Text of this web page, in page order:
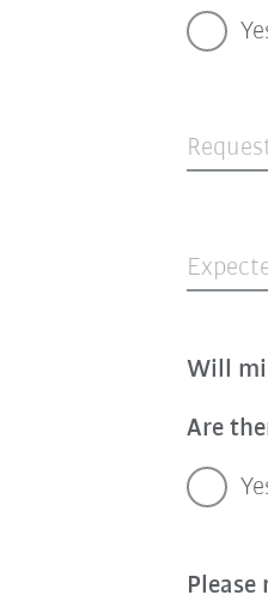
Will
Are
Please